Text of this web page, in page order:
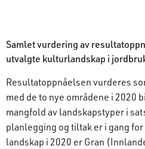
Samlet vurdering av
utvalgte kulturlandskap i
Resultatoppnåelsen vurderes
med de to nye områdene i 2020
mangfold av landskapstyper i
planlegging og tiltak er i gang
landskap i 2020 er Gran